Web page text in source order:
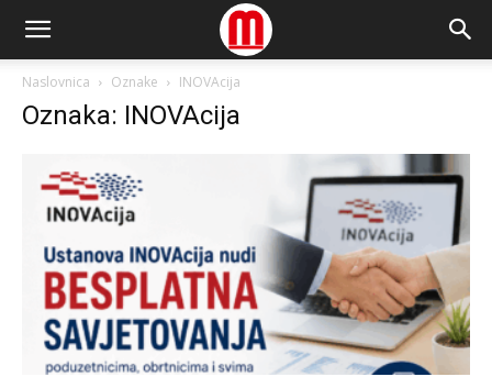
Naslovnica Oznake INOVAcija
Oznaka: INOVAcija